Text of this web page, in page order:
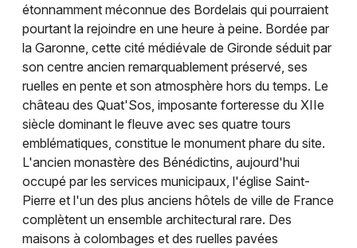
étonnamment méconnue des Bordelais qui pourraient
pourtant la rejoindre en une heure à peine. Bordée par
la Garonne, cette cité médiévale de Gironde séduit par
son centre ancien remarquablement préservé, ses
ruelles en pente et son atmosphère hors du temps. Le
château des Quat'Sos, imposante forteresse du XIIe
siècle dominant le fleuve avec ses quatre tours
emblématiques, constitue le monument phare du site.
L'ancien monastère des Bénédictins, aujourd'hui
occupé par les services municipaux, l'église Saint-
Pierre et l'un des plus anciens hôtels de ville de France
complètent un ensemble architectural rare. Des
maisons à colombages et des ruelles pavées